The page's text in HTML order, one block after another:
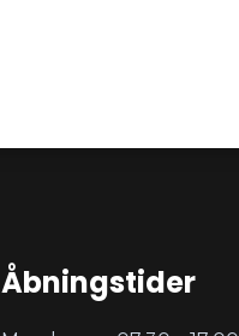
Åbningstider